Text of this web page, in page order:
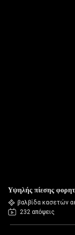
Υψηλής πίεσης
βαλβίδα κασετών
232 απόψεις